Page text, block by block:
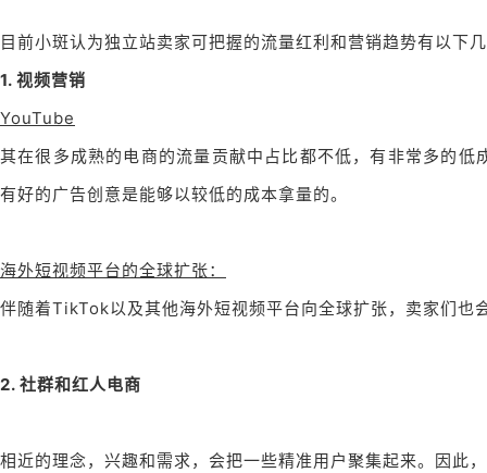
目前小斑认为独立站卖家可把握的流量红利和营销趋势有以下
1. 视频营销
YouTube
其在很多成熟的电商的流量贡献中占比都不低，有非常多
有好的广告创意是能够以较低的成本拿量的。
海外短视频平台的全球扩张：
伴随着TikTok以及其他海外短视频平台向全球扩张，卖家们也
2. 社群和红人电商
相近的理念，兴趣和需求，会把一些精准用户聚集起来。因此